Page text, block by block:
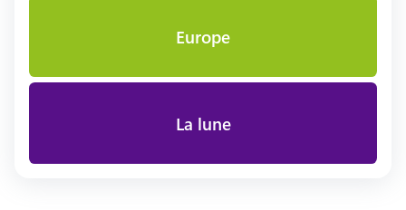
Europe
La lune